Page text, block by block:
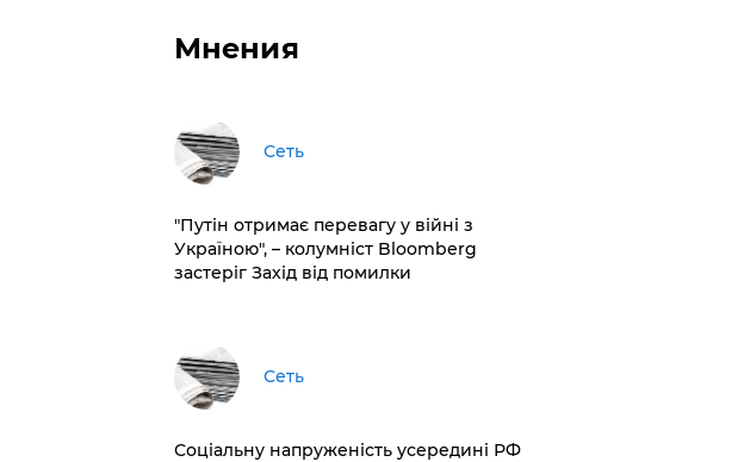
Мнения
Сеть
"Путін отримає перевагу у війні з
Україною", – колумніст Bloomberg
застеріг Захід від помилки
Сеть
Соціальну напруженість усередині РФ